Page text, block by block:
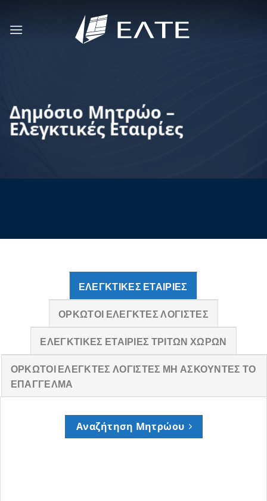
περιεχόμενο
Δημόσιο Μητρώο –
Ελεγκτικές Εταιρίες
ΕΛΕΓΚΤΙΚΈΣ ΕΤΑΙΡΊΕΣ
ΟΡΚΩΤΟΊ ΕΛΕΓΚΤΈΣ ΛΟΓΙΣΤΈΣ
ΕΛΕΓΚΤΙΚΈΣ ΕΤΑΙΡΊΕΣ ΤΡΊΤΩΝ ΧΩΡΏΝ
ΟΡΚΩΤΟΊ ΕΛΕΓΚΤΈΣ ΛΟΓΙΣΤΈΣ ΜΗ ΑΣΚΟΎΝΤΕΣ ΤΟ
ΕΠΆΓΓΕΛΜΑ
Αναζήτηση Μητρώου